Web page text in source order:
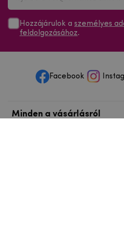
Hozzájárulok a személyes
feldolgozásához.
Facebook
Minden a vásárlásról